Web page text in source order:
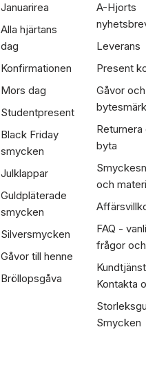
Januarirea
Alla hjärtans
dag
Konfirmationen
Mors dag
Studentpresent
Black Friday
smycken
Julklappar
Guldpläterade
smycken
Silversmycken
Gåvor till henne
Bröllopsgåva
A-Hjorts
Leverans
Present
Gåvor och
Returnera
byta
och
FAQ -
frågor
Kontakta
Smycken